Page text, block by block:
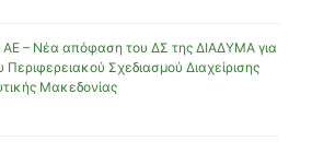
– Νέα απόφαση του ΔΣ της ΔΙΑΔΥΜΑ για
Περιφερειακού Σχεδιασμού Διαχείρισης
Μακεδονίας